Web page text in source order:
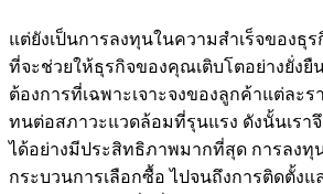
แต่ยังเป็นการลงทุนในความสำเร็จของ
ที่จะช่วยให้ธุรกิจของคุณเติบโตอย่างยั่ง
ต้องการที่เฉพาะเจาะจงของลูกค้าแต่ละ
ทนต่อสภาวะแวดล้อมที่รุนแรง ดังนั้นเรา
ได้อย่างมีประสิทธิภาพมากที่สุด การลงทุ
กระบวนการเลือกซื้อ ไปจนถึงการติดตั้